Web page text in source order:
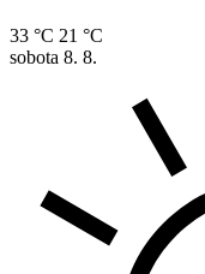
33 °C 21 °C
sobota 8. 8.